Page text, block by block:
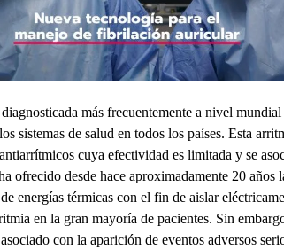
más frecuentemente a nivel mundial
sistemas de salud en todos los países. Esta
cuya efectividad es limitada y se
ofrecido desde hace aproximadamente 20 años
energías térmicas con el fin de aislar
en la gran mayoría de pacientes. Sin
con la aparición de eventos adversos